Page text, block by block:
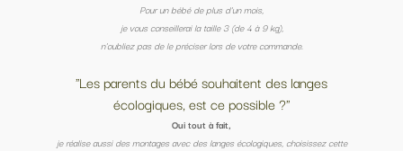
Pour un bébé de plus d'un mois,
je vous conseillerai la taille 3 (de 4 à 9 kg),
n'oubliez pas de le préciser lors de votre commande.
"Les parents du bébé souhaitent des langes
écologiques, est ce possible ?"
Oui tout à fait,
je réalise aussi des montages avec des langes écologiques, choisissez cette